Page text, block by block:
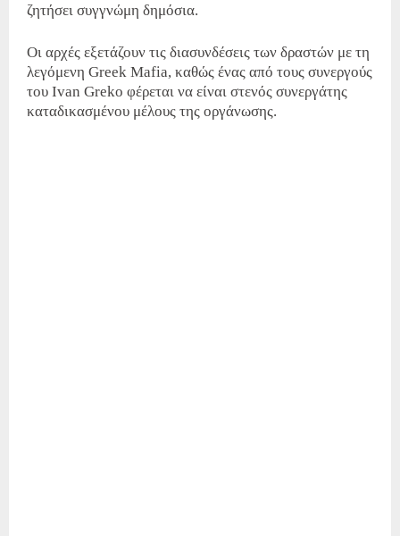
ζητήσει συγγνώμη δημόσια.
Οι αρχές εξετάζουν τις διασυνδέσεις των δραστών με τη
λεγόμενη Greek Mafia, καθώς ένας από τους συνεργούς
του Ivan Greko φέρεται να είναι στενός συνεργάτης
καταδικασμένου μέλους της οργάνωσης.